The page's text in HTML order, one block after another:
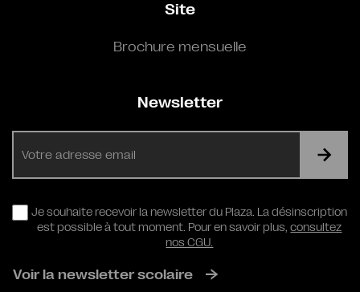
Site
Brochure mensuelle
Newsletter
RGPD
Je souhaite recevoir la newsletter du Plaza. La désinscription
est possible à tout moment. Pour en savoir plus,consultez
nos CGU.
Voir la newsletter scolaire